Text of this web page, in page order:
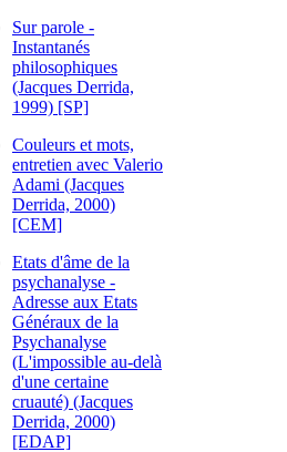
Sur parole -
Instantanés
philosophiques
(Jacques Derrida,
1999) [SP]
Couleurs et mots,
entretien avec Valerio
Adami (Jacques
Derrida, 2000)
[CEM]
Etats d'âme de la
psychanalyse -
Adresse aux Etats
Généraux de la
Psychanalyse
(L'impossible au-delà
d'une certaine
cruauté) (Jacques
Derrida, 2000)
[EDAP]